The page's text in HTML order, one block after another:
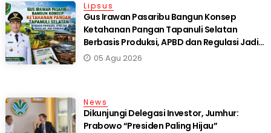
Lipsus
Gus Irawan Pasaribu Bangun Konsep
Ketahanan Pangan Tapanuli Selatan
Berbasis Produksi, APBD dan Regulasi Jadi
Fondasi
05 Agu 2026
News
Dikunjungi Delegasi Investor, Jumhur:
Prabowo “Presiden Paling Hijau”